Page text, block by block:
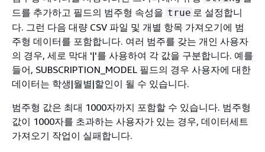
드를 추가하고 필드의 범주형 속성을 true 로 설정합니
다. 그런 다음 대량 CSV 파일 및 개별 항목 가져오기에 범
주형 데이터를 포함합니다. 여러 범주를 갖는 개인 사용자
의 경우, 세로 막대 '|'를 사용하여 각 값을 구분합니다. 예를
들어, SUBSCRIPTION_MODEL 필드의 경우 사용자에 대한
데이터는 학생|월별|할인이 될 수 있습니다.
범주형 값은 최대 1000자까지 포함할 수 있습니다. 범주형
값이 1000자를 초과하는 사용자가 있는 경우, 데이터세트
가져오기 작업이 실패합니다.